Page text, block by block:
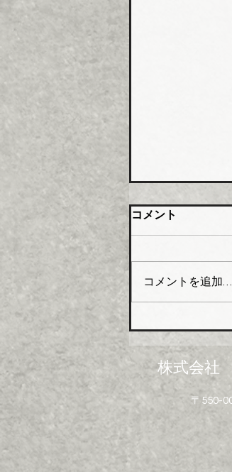
橋本総業 新
ー開設
貞一氏）はこの
在庫アイテムと
た倉庫を移転し
ターとして業
新関西配送セ
階建（倉庫部分
敷地面積は約
面積は約７２
にはイベント
催できる研修室
コメント
コメントを追加…
株式会社
〒550-